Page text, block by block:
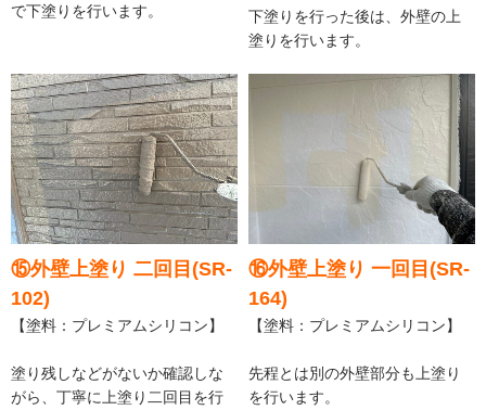
で下塗りを行います。
下塗りを行った後は、外壁の上
塗りを行います。
⑮外壁上塗り 二回目(SR-
102)
【塗料：プレミアムシリコン】
塗り残しなどがないか確認しな
がら、丁寧に上塗り二回目を行
⑯外壁上塗り 一回目(SR-
164)
【塗料：プレミアムシリコン】
先程とは別の外壁部分も上塗り
を行います。